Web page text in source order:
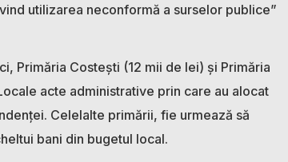
utilizarea neconformă a surselor publice”
Primăria Costești (12 mii de lei) și Primăria
acte administrative prin care au alocat
Celelalte primării, fie urmează să
bani din bugetul local.